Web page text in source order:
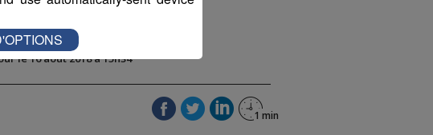
le 16 août 2018 à 15h34